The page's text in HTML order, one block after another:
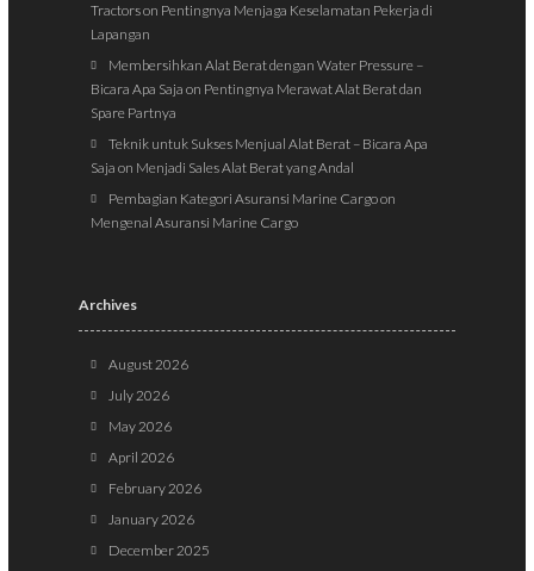
Tractorson Pentingnya Menjaga Keselamatan Pekerja di
Lapangan
Membersihkan Alat Berat dengan Water Pressure –
Bicara Apa Saja on Pentingnya Merawat Alat Berat dan
Spare Partnya
Teknik untuk Sukses Menjual Alat Berat – Bicara Apa
Saja on Menjadi Sales Alat Berat yang Andal
Pembagian Kategori Asuransi Marine Cargoon
Mengenal Asuransi Marine Cargo
Archives
August 2026
July 2026
May 2026
April 2026
February 2026
January 2026
December 2025